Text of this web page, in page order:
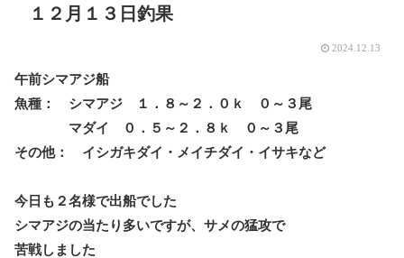
１２月１３日釣果
2024.12.13
午前シマアジ船
魚種： シマアジ １．８～２．０ｋ ０～３尾
マダイ ０．５～２．８ｋ ０～３尾
その他： イシガキダイ・メイチダイ・イサキなど
今日も２名様で出船でした
シマアジの当たり多いですが、サメの猛攻で
苦戦しました